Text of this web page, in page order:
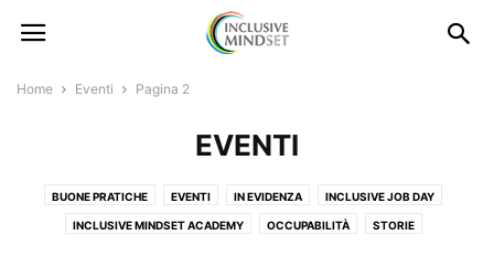
Home Eventi Pagina 2
EVENTI
BUONE PRATICHE EVENTI IN EVIDENZA INCLUSIVE JOB DAY
INCLUSIVE MINDSET ACADEMY OCCUPABILITÀ STORIE